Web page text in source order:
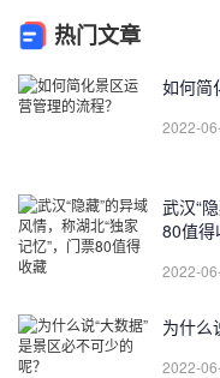
热门文章
如何简
2022-
武汉“
80值得
2022-
为什么
2022-